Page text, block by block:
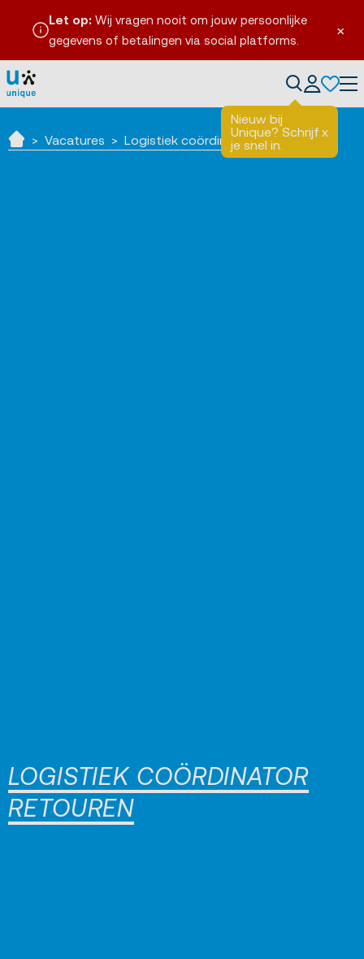
×
Let op: Wij vragen nooit om jouw persoonlijke
gegevens of betalingen via social platforms.
Nieuw bij
Unique? Schrijf
je snel in.
x
Vacatures Logistiek coördinator retouren
LOGISTIEK COÖRDINATOR
RETOUREN